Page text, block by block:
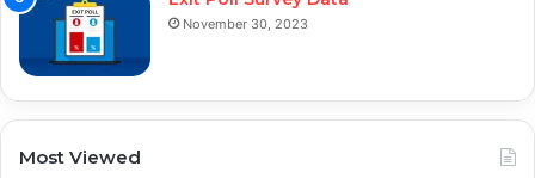
November 30, 2023
Most Viewed